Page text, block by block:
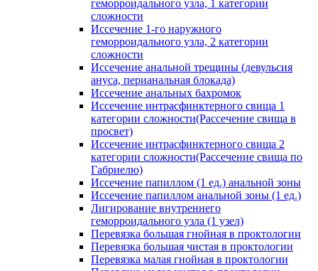
геморроидального узла, 1 категории
сложности
Иссечение 1-го наружного
геморроидального узла, 2 категории
сложности
Иссечение анальной трещины (девульсия
ануса, перианальная блокада)
Иссечение анальных бахромок
Иссечение интрасфинктерного свища 1
категории сложности(Рассечение свища в
просвет)
Иссечение интрасфинктерного свища 2
категории сложности(Рассечение свища по
Габриелю)
Иссечение папиллом (1 ед.) анальной зоны
Иссечение папиллом анальной зоны (1 ед.)
Лигирование внутреннего
геморроидального узла (1 узел)
Перевязка большая гнойная в проктологии
Перевязка большая чистая в проктологии
Перевязка малая гнойная в проктологии